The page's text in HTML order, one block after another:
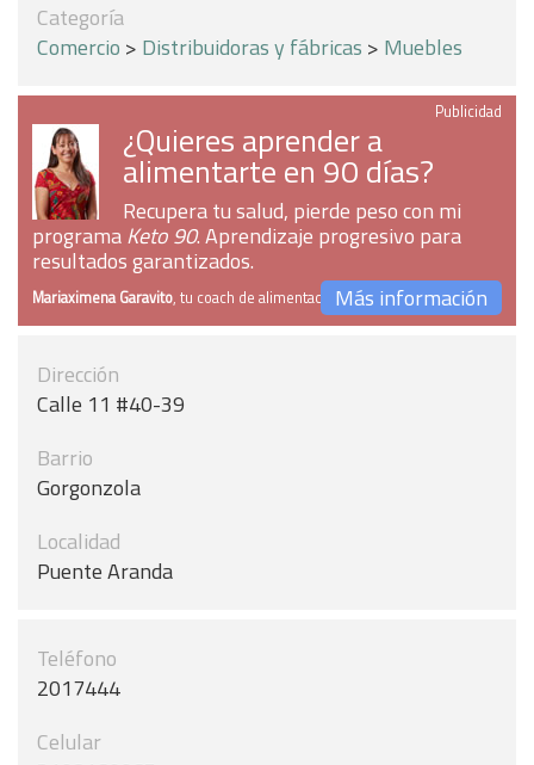
Categoría
Comercio > Distribuidoras y fábricas > Muebles
Publicidad
¿Quieres aprender a
alimentarte en 90 días?
Recupera tu salud, pierde peso con mi
programaKeto 90. Aprendizaje progresivo para
resultados garantizados.
Mariaximena Garavito, tu coach de alimentaciónMás información
Dirección
Calle 11 #40-39
Barrio
Gorgonzola
Localidad
Puente Aranda
Teléfono
2017444
Celular